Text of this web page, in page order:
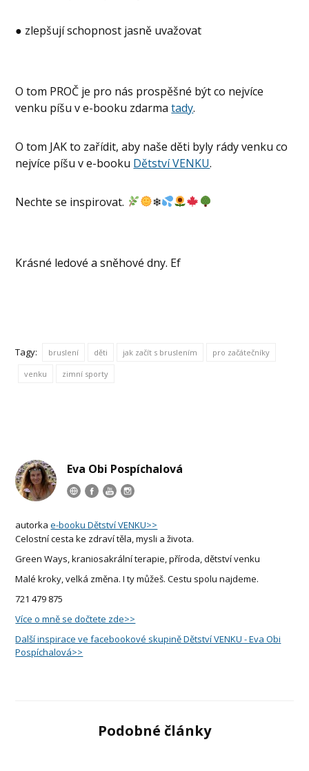
● zlepšují schopnost jasně uvažovat
O tom PROČ je pro nás prospěšné být co nejvíce
venku píšu v e-booku zdarmatady.
O tom JAK to zařídit, aby naše děti byly rády venku co
nejvíce píšu v e-booku Dětství VENKU.
Nechte se inspirovat. ❄
Krásné ledové a sněhové dny. Ef
Tagy: bruslení děti jak začít s bruslením pro začátečníky
venku zimní sporty
Eva Obi Pospíchalová
autorkae-booku Dětství VENKU>>
Celostní cesta ke zdraví těla, mysli a života.
Green Ways, kraniosakrální terapie, příroda, dětství venku
Malé kroky, velká změna. I ty můžeš. Cestu spolu najdeme.
721 479 875
Více o mně se dočtete zde>>
Další inspirace ve facebookové skupině Dětství VENKU - Eva Obi
Pospíchalová>>
Podobné články